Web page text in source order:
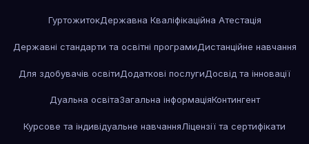
ГуртожитокДержавна Кваліфікаційна Атестація
Державні стандарти та освітні програмиДистанційне навчання
Для здобувачів освітиДодаткові послугиДосвід та інновації
Дуальна освітаЗагальна інформаціяКонтингент
Курсове та індивідуальне навчанняЛіцензії та сертифікати